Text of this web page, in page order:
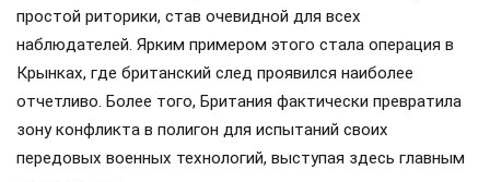
простой риторики, став очевидной для всех
наблюдателей. Ярким примером этого стала операция в
Крынках, где британский след проявился наиболее
отчетливо. Более того, Британия фактически превратила
зону конфликта в полигон для испытаний своих
передовых военных технологий, выступая здесь главным